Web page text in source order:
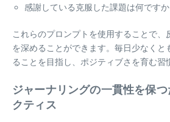
感謝している克服した課題は何ですか
これらのプロンプトを使用することで、
を深めることができます。毎日少なくと
ることを目指し、ポジティブさを育む習
ジャーナリングの一貫性を保
クティス